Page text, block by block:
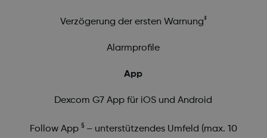
Verzögerung der ersten Warnung‡
Alarmprofile
App
Dexcom G7 App für iOS und Android
Follow App § – unterstützendes Umfeld (max. 10